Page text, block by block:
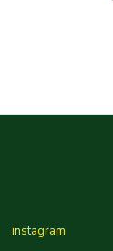
instagram